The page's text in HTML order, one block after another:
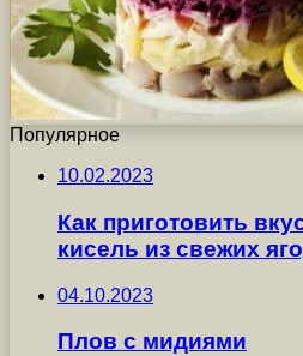
Популярное
10.02.2023
Как приготовить
кисель из свежих
04.10.2023
Плов с мидиями